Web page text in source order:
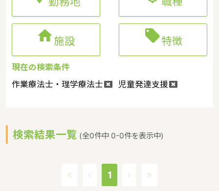
施設 特徴
現在の検索条件
作業療法士・理学療法士
児童発達支援
検索結果一覧 (全0件中 0-0件を表示中)
1